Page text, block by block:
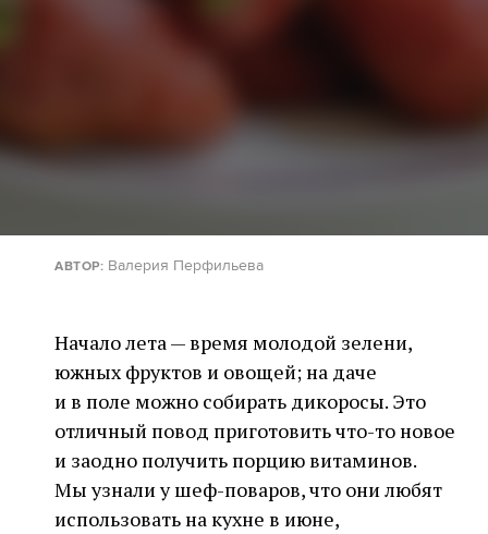
АВТОР: Валерия Перфильева
Начало лета — время молодой зелени,
южных фруктов и овощей; на даче
и в поле можно собирать дикоросы. Это
отличный повод приготовить что-то новое
и заодно получить порцию витаминов.
Мы узнали у шеф-поваров, что они любят
использовать на кухне в июне,